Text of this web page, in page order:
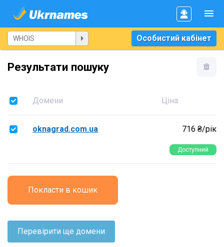
Особистий кабінет
Результати пошуку
Домени Ціна
oknagrad.com.ua 716 ₴/рік
Доступний
Покласти в кошик
Перевірити ще домени